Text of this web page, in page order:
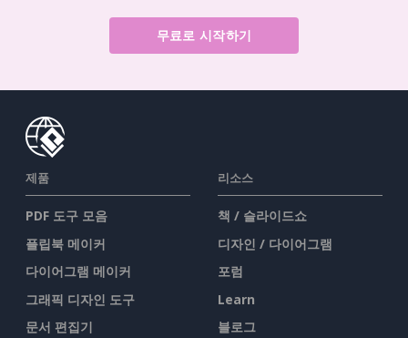
무료로 시작하기
제품
PDF 도구 모음
플립북 메이커
다이어그램 메이커
그래픽 디자인 도구
문서 편집기
리소스
책 / 슬라이드쇼
디자인 / 다이어그램
포럼
Learn
블로그